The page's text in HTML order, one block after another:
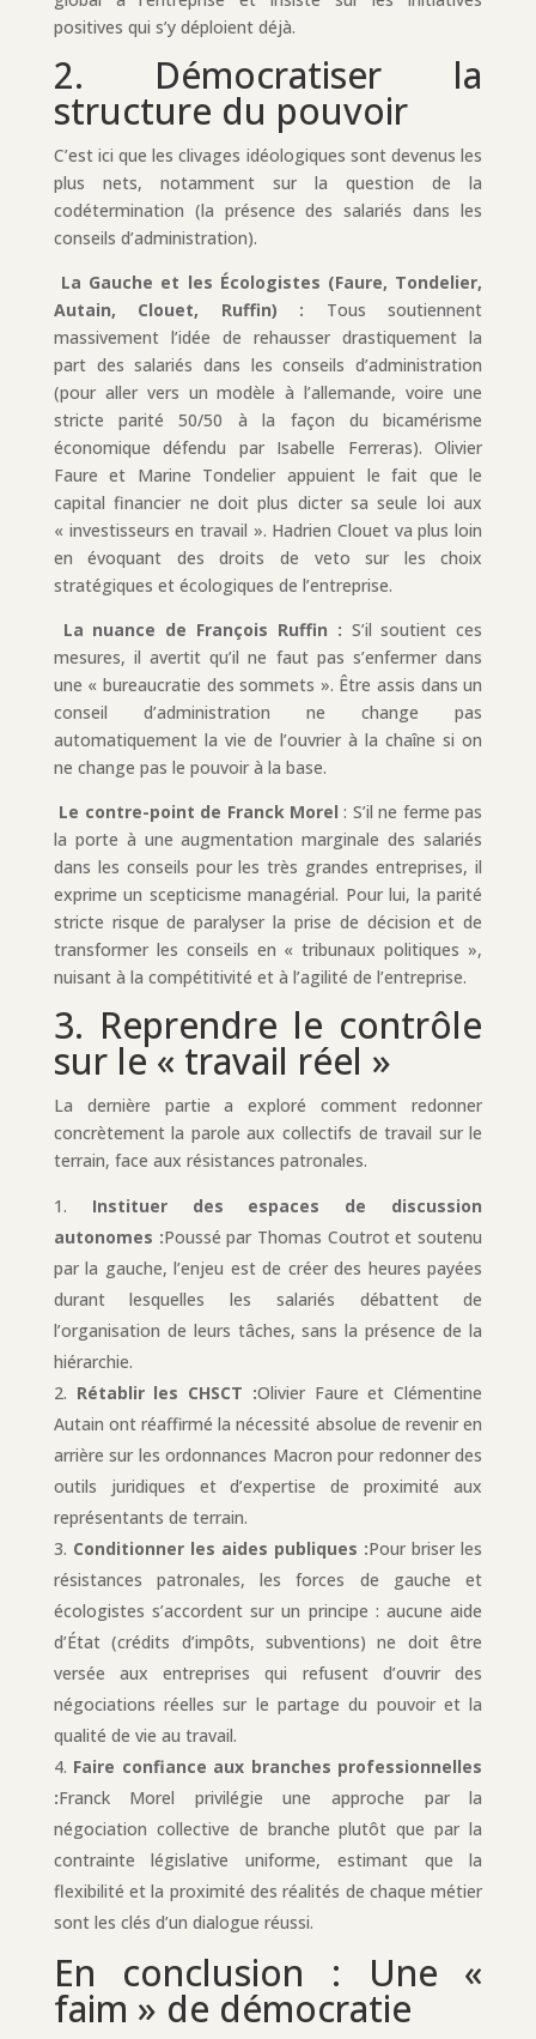
positives qui s’y déploient déjà.
2. Démocratiser la
structure du pouvoir
C’est ici que les clivages idéologiques sont devenus les
plus nets, notamment sur la question de la
codétermination (la présence des salariés dans les
conseils d’administration).
La Gauche et les Écologistes (Faure, Tondelier,
Autain, Clouet, Ruffin) : Tous soutiennent
massivement l’idée de rehausser drastiquement la
part des salariés dans les conseils d’administration
(pour aller vers un modèle à l’allemande, voire une
stricte parité 50/50 à la façon du bicamérisme
économique défendu par Isabelle Ferreras). Olivier
Faure et Marine Tondelier appuient le fait que le
capital financier ne doit plus dicter sa seule loi aux
« investisseurs en travail ». Hadrien Clouet va plus loin
en évoquant des droits de veto sur les choix
stratégiques et écologiques de l’entreprise.
La nuance de François Ruffin : S’il soutient ces
mesures, il avertit qu’il ne faut pas s’enfermer dans
une « bureaucratie des sommets ». Être assis dans un
conseil d’administration ne change pas
automatiquement la vie de l’ouvrier à la chaîne si on
ne change pas le pouvoir à la base.
Le contre-point de Franck Morel : S’il ne ferme pas
la porte à une augmentation marginale des salariés
dans les conseils pour les très grandes entreprises, il
exprime un scepticisme managérial. Pour lui, la parité
stricte risque de paralyser la prise de décision et de
transformer les conseils en « tribunaux politiques »,
nuisant à la compétitivité et à l’agilité de l’entreprise.
3. Reprendre le contrôle
sur le « travail réel »
La dernière partie a exploré comment redonner
concrètement la parole aux collectifs de travail sur le
terrain, face aux résistances patronales.
Instituer des espaces de discussion
autonomes :Poussé par Thomas Coutrot et soutenu
par la gauche, l’enjeu est de créer des heures payées
durant lesquelles les salariés débattent de
l’organisation de leurs tâches, sans la présence de la
hiérarchie.
Rétablir les CHSCT :Olivier Faure et Clémentine
Autain ont réaffirmé la nécessité absolue de revenir en
arrière sur les ordonnances Macron pour redonner des
outils juridiques et d’expertise de proximité aux
représentants de terrain.
Conditionner les aides publiques :Pour briser les
résistances patronales, les forces de gauche et
écologistes s’accordent sur un principe : aucune aide
d’État (crédits d’impôts, subventions) ne doit être
versée aux entreprises qui refusent d’ouvrir des
négociations réelles sur le partage du pouvoir et la
qualité de vie au travail.
Faire confiance aux branches professionnelles
:Franck Morel privilégie une approche par la
négociation collective de branche plutôt que par la
contrainte législative uniforme, estimant que la
flexibilité et la proximité des réalités de chaque métier
sont les clés d’un dialogue réussi.
En conclusion : Une «
faim » de démocratie